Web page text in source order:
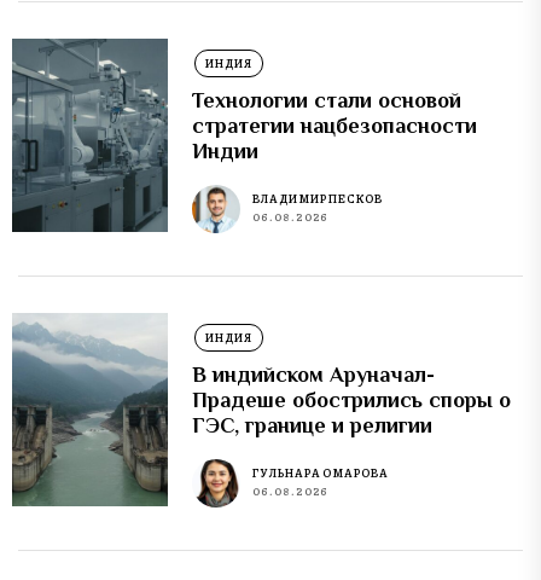
ИНДИЯ
Технологии стали основой
стратегии нацбезопасности
Индии
ВЛАДИМИР ПЕСКОВ
06.08.2026
ИНДИЯ
В индийском Аруначал-
Прадеше обострились споры о
ГЭС, границе и религии
ГУЛЬНАРА ОМАРОВА
06.08.2026